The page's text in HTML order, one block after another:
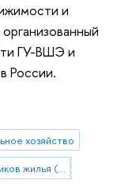
и
ГУ-ВШЭ и
России.
хозяйство
товарищество собственников жилья (ТСЖ)